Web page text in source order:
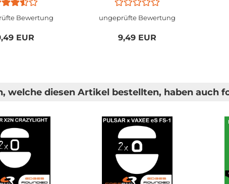
Bewertung
EUR
ungeprüfte Bewertung
9,49 EUR
welche diesen Artikel bestellten, haben auch